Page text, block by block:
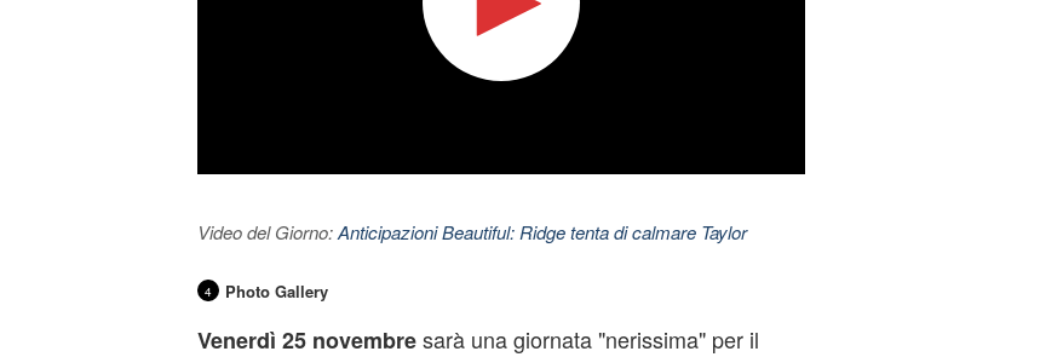
Video del Giorno:Anticipazioni Beautiful: Ridge tenta di calmare Taylor
4 Photo Gallery
Venerdì 25 novembresarà una giornata "nerissima" per il